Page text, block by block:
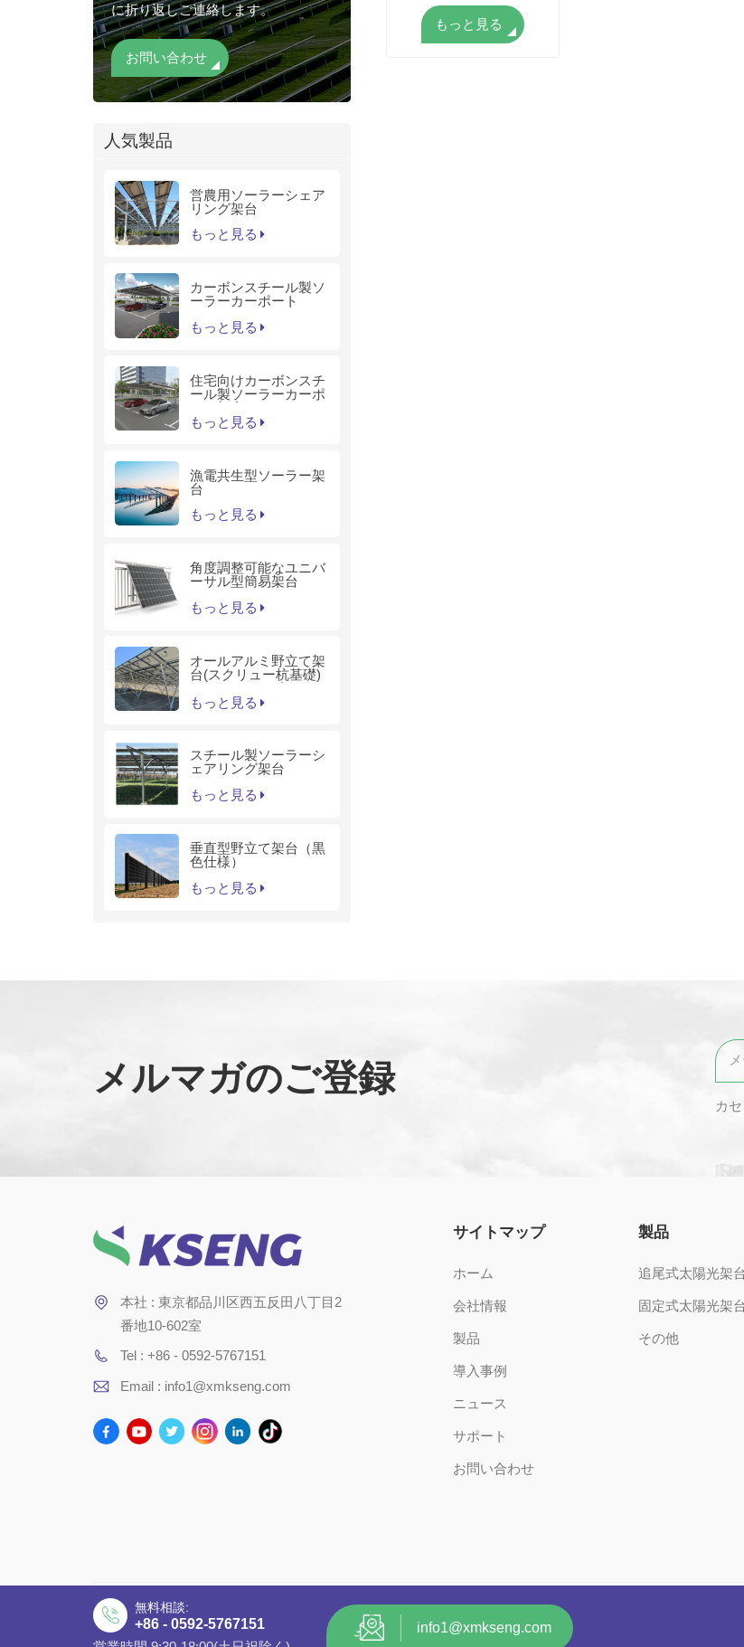
に折り返しご連絡します。
お問い合わせ
人気製品
営農用ソーラーシェア
リング架台
もっと見る
カーボンスチール製ソ
ーラーカーポート
もっと見る
住宅向けカーボンスチ
ール製ソーラーカーポ
ート架台
もっと見る
漁電共生型ソーラー架
台
もっと見る
角度調整可能なユニバ
ーサル型簡易架台
もっと見る
オールアルミ野立て架
台(スクリュー杭基礎)
－KS1シリーズ
もっと見る
スチール製ソーラーシ
ェアリング架台
もっと見る
垂直型野立て架台（黒
色仕様）
もっと見る
もっと見る
メルマガのご登録
カ
本社 : 東京都品川区西五反田八丁目2
番地10-602室
Tel : +86 - 0592-5767151
Email : info1@xmkseng.com
サイトマップ
ホーム
会社情報
製品
導入事例
ニュース
サポート
お問い合わせ
製品
追尾式太陽光架
固定式太陽光架
その他
© 2024 日本KSWT工ネルギ一株式会社 All Rights Reserved.
IPv6 | 公式サイト | Xml | Privacy Policy
無料相談:
+86 - 0592-5767151
info1@xmkseng.com